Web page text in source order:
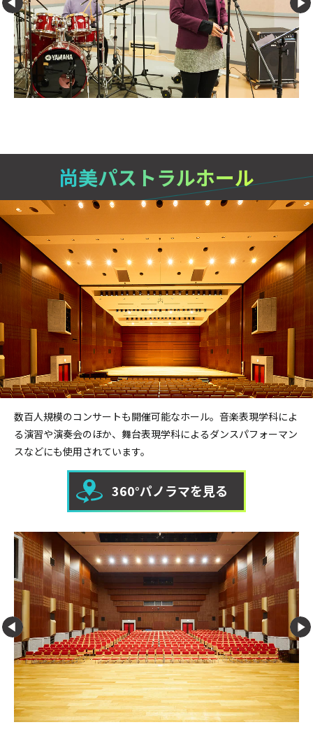
尚美パストラルホール
数百人規模のコンサートも開催可能なホール。音楽表現学科によ
る演習や演奏会のほか、舞台表現学科によるダンスパフォーマン
スなどにも使用されています。
360°パノラマを見る